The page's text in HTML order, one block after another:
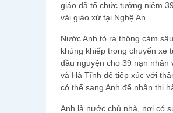
giáo đã tổ chức tưởng niệm
vài giáo xứ tại Nghệ An.
Nước Anh tỏ ra thông cảm
khủng khiếp trong chuyến xe
đầu nguyện cho 39 nạn nhân
và Hà Tĩnh để tiếp xúc với
có thể sang Anh để nhận thi
Anh là nước chủ nhà, nơi có